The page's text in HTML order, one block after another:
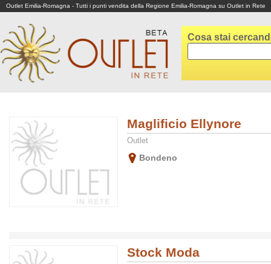
Outlet Emilia-Romagna - Tutti i punti vendita della Regione Emilia-Romagna su Outlet in Rete
Cosa stai
Maglificio Ellynore
Outlet
Bondeno
Stock Moda